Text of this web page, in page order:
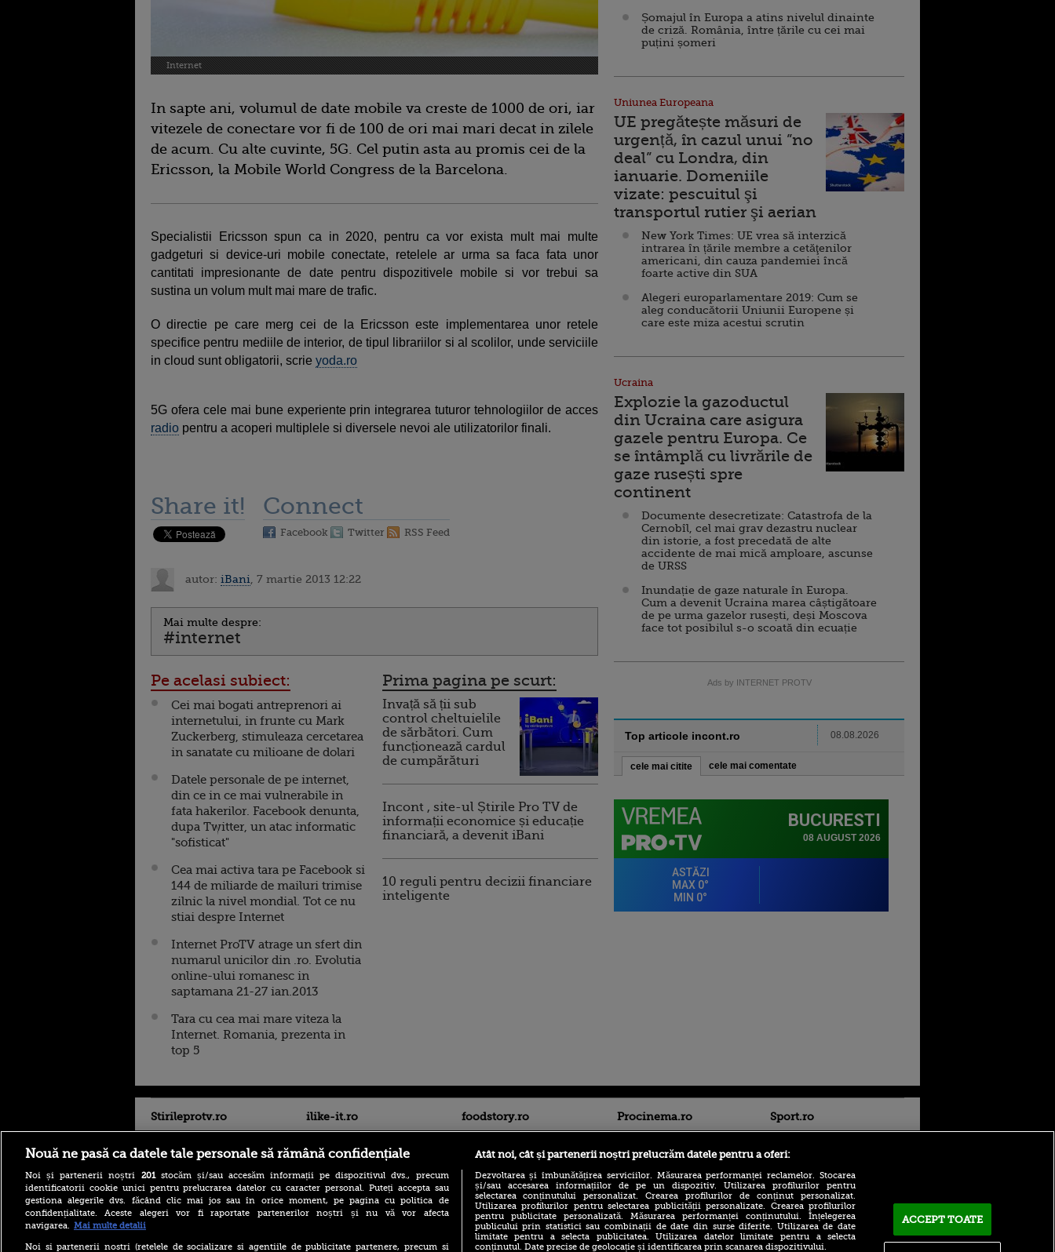
Internet
In sapte ani, volumul de date mobile va creste de 1000 de ori, iar
vitezele de conectare vor fi de 100 de ori mai mari decat in zilele
de acum. Cu alte cuvinte, 5G. Cel putin asta au promis cei de la
Ericsson, la Mobile World Congress de la Barcelona.
Specialistii Ericsson spun ca in 2020, pentru ca vor exista mult mai multe
gadgeturi si device-uri mobile conectate, retelele ar urma sa faca fata unor
cantitati impresionante de date pentru dispozitivele mobile si vor trebui sa
sustina un volum mult mai mare de trafic.
O directie pe care merg cei de la Ericsson este implementarea unor retele
specifice pentru mediile de interior, de tipul librariilor si al scolilor, unde serviciile
in cloud sunt obligatorii, scrie yoda.ro
5G ofera cele mai bune experiente prin integrarea tuturor tehnologiilor de acces
radio pentru a acoperi multiplele si diversele nevoi ale utilizatorilor finali.
Share it! Connect
Facebook Twitter RSS Feed
autor: iBani , 7 martie 2013 12:22
Mai multe despre:
#internet
Pe acelasi subiect:
Cei mai bogati antreprenori ai
internetului, in frunte cu Mark
Zuckerberg, stimuleaza cercetarea
in sanatate cu milioane de dolari
Datele personale de pe internet,
din ce in ce mai vulnerabile in
fata hakerilor. Facebook denunta,
dupa Twitter, un atac informatic
"sofisticat"
Cea mai activa tara pe Facebook si
144 de miliarde de mailuri trimise
zilnic la nivel mondial. Tot ce nu
stiai despre Internet
Internet ProTV atrage un sfert din
numarul unicilor din .ro. Evolutia
online-ului romanesc in
saptamana 21-27 ian.2013
Tara cu cea mai mare viteza la
Internet. Romania, prezenta in
top 5
Prima pagina pe scurt:
Invață să ții sub
control cheltuielile
de sărbători. Cum
funcționează cardul
de cumpărături
Incont , site-ul Știrile Pro TV de
informații economice și educație
financiară, a devenit iBani
10 reguli pentru decizii financiare
inteligente
Șomajul în Europa a atins nivelul dinainte
de criză. România, între țările cu cei mai
puțini șomeri
Uniunea Europeana
UE pregătește măsuri de
urgență, în cazul unui ”no
deal” cu Londra, din
ianuarie. Domeniile
vizate: pescuitul şi
transportul rutier şi aerian
New York Times: UE vrea să interzică
intrarea în țările membre a cetăţenilor
americani, din cauza pandemiei încă
foarte active din SUA
Alegeri europarlamentare 2019: Cum se
aleg conducătorii Uniunii Europene și
care este miza acestui scrutin
Ucraina
Explozie la gazoductul
din Ucraina care asigura
gazele pentru Europa. Ce
se întâmplă cu livrările de
gaze rusești spre
continent
Documente desecretizate: Catastrofa de la
Cernobîl, cel mai grav dezastru nuclear
din istorie, a fost precedată de alte
accidente de mai mică amploare, ascunse
de URSS
Inundație de gaze naturale în Europa.
Cum a devenit Ucraina marea câștigătoare
de pe urma gazelor rusești, deși Moscova
face tot posibilul s-o scoată din ecuație
Ads by INTERNET PROTV
Top articole incont.ro 08.08.2026
cele mai citite cele mai comentate
Stirileprotv.ro
Caraș-Severin. O mașină și
ilike-it.ro foodstory.ro
(P) Descoperă Lumea
Evenimentelor din România
Procinema.ro
Nikolaj Coster-Waldau din
Urzeala Tronurilor și
Sport.ro
85.000.000€ pentru
„bijuteria” lui Cristi Chivu:
Arsenal și Manchester
Nouă ne pasă ca datele tale personale să rămână confidențiale
Noi și partenerii noștri 201stocăm și/sau accesăm informații pe dispozitivul dvs., precum
identificatorii cookie unici pentru prelucrarea datelor cu caracter personal. Puteți accepta sau
gestiona alegerile dvs. făcând clic mai jos sau în orice moment, pe pagina cu politica de
confidențialitate. Aceste alegeri vor fi raportate partenerilor noștri și nu vă vor afecta
navigarea. Mai multe detalii
Noi si partenerii nostri (retelele de socializare si agentiile de publicitate partenere, precum si
Atât noi, cât și partenerii noștri prelucrăm datele pentru a oferi:
Dezvoltarea și îmbunătățirea serviciilor. Măsurarea performanței reclamelor. Stocarea
și/sau accesarea informațiilor de pe un dispozitiv. Utilizarea profilurilor pentru
selectarea conținutului personalizat. Crearea profilurilor de conținut personalizat.
Utilizarea profilurilor pentru selectarea publicității personalizate. Crearea profilurilor
pentru publicitate personalizată. Măsurarea performanței conținutului. Înțelegerea
publicului prin statistici sau combinații de date din surse diferite. Utilizarea de date
limitate pentru a selecta publicitatea. Utilizarea datelor limitate pentru a selecta
conținutul. Date precise de geolocație și identificarea prin scanarea dispozitivului.
ACCEPT TOATE